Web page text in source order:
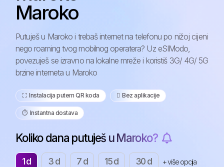
Maroko
Putuješ u Maroko i trebaš internet na telefonu po nižoj cijeni
nego roaming tvog mobilnog operatera? Uz eSIModo,
povezuješ se izravno na lokalne mreže i koristiš 3G/ 4G/ 5G
brzine interneta u Maroko
⛶️️ Instalacija putem QR koda ️ Bez aplikacije
⏱️️ Instantna dostava
Koliko dana putuješ u Maroko?
1 d 3 d 7 d 15 d 30 d + više opcija